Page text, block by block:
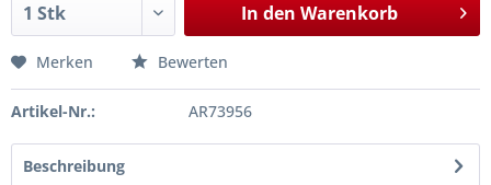
In den Warenkorb
Merken Bewerten
Artikel-Nr.: AR73956
Beschreibung